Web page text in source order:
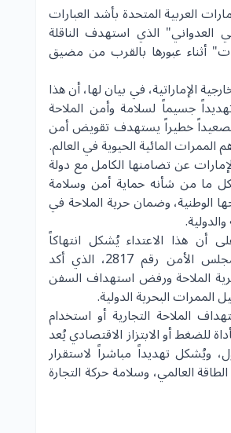
العربية المتحدة بأشد العبارات
العدواني" الذي استهدف الناقلة
أثناء عبورها بالقرب من مضيق
الإماراتية، في بيان لها، أن هذا
جسيماً لسلامة وأمن الملاحة
تصعيداً خطيراً يستهدف تقويض أمن
الممرات المائية الحيوية في العالم.
عن تضامنها الكامل مع دولة
ما من شأنه حماية أمن وسلامة
الوطنية، وضمان حرية الملاحة في
هذا الاعتداء يُشكل انتهاكاً
صارخاً لقرار مجلس الأمن رقم 2817، الذي أكد
الملاحة ورفض استهداف السفن
الممرات البحرية الدولية.
الملاحة التجارية أو استخدام
للضغط أو الابتزاز الاقتصادي يُعد
ويُشكل تهديداً مباشراً لاستقرار
العالمي، وسلامة حركة التجارة